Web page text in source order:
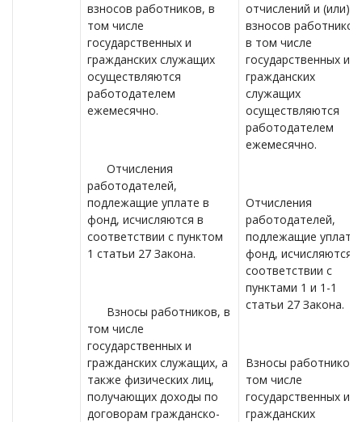
взносов работников, в
том числе
государственных и
гражданских служащих
осуществляются
работодателем
ежемесячно.
Отчисления
работодателей,
подлежащие уплате в
фонд, исчисляются в
соответствии с пунктом
1 статьи 27 Закона.
Взносы работников, в
том числе
государственных и
гражданских служащих, а
также физических лиц,
получающих доходы по
договорам гражданско-
отчислений и (или)
взносов
в том числе
государственных и
гражданских
служащих
осуществляются
работодателем
ежемесячно.
Отчисления
работодателей,
подлежащие уплате
фонд, исчисляются в
соответствии с
пунктами 1 и 1-1
статьи 27 Закона.
Взносы работников,
том числе
государственных и
гражданских